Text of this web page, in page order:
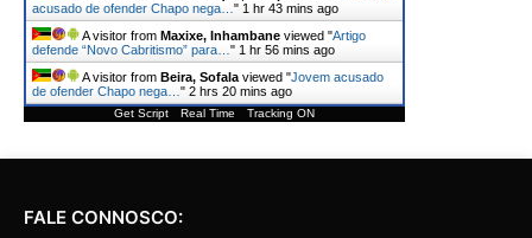
acusado de ofender Chapo nega… " 1 hr 43 mins ago
A visitor from Maxixe, Inhambane viewed "Artigo
defende “Novo Cabritismo” para… " 1 hr 56 mins ago
A visitor from Beira, Sofala viewed "Jovem acusado
de ofender Chapo nega… " 2 hrs 20 mins ago
Get Script Real Time Tracking ON
FALE CONNOSCO: